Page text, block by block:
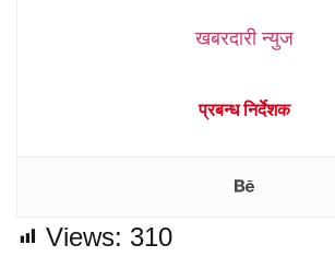
खबरदारी न्युज
प्रबन्ध निर्देशक
Views: 310